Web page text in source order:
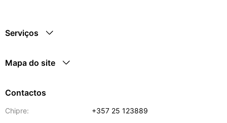
Serviços
Mapa do site
Contactos
Chipre:
+357 25 123889